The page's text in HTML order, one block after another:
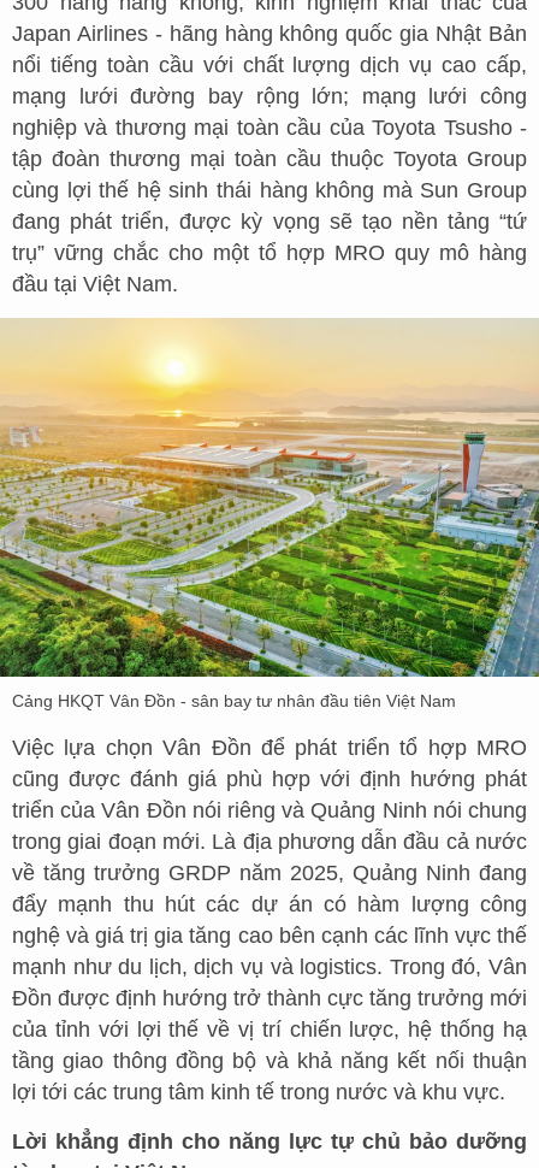
Japan Airlines - hãng hàng không quốc gia Nhật Bản
nổi tiếng toàn cầu với chất lượng dịch vụ cao cấp,
mạng lưới đường bay rộng lớn; mạng lưới công
nghiệp và thương mại toàn cầu của Toyota Tsusho -
tập đoàn thương mại toàn cầu thuộc Toyota Group
cùng lợi thế hệ sinh thái hàng không mà Sun Group
đang phát triển, được kỳ vọng sẽ tạo nền tảng “tứ
trụ” vững chắc cho một tổ hợp MRO quy mô hàng
đầu tại Việt Nam.
Cảng HKQT Vân Đồn - sân bay tư nhân đầu tiên Việt Nam
Việc lựa chọn Vân Đồn để phát triển tổ hợp MRO
cũng được đánh giá phù hợp với định hướng phát
triển của Vân Đồn nói riêng và Quảng Ninh nói chung
trong giai đoạn mới. Là địa phương dẫn đầu cả nước
về tăng trưởng GRDP năm 2025, Quảng Ninh đang
đẩy mạnh thu hút các dự án có hàm lượng công
nghệ và giá trị gia tăng cao bên cạnh các lĩnh vực thế
mạnh như du lịch, dịch vụ và logistics. Trong đó, Vân
Đồn được định hướng trở thành cực tăng trưởng mới
của tỉnh với lợi thế về vị trí chiến lược, hệ thống hạ
tầng giao thông đồng bộ và khả năng kết nối thuận
lợi tới các trung tâm kinh tế trong nước và khu vực.
Lời khẳng định cho năng lực tự chủ bảo dưỡng